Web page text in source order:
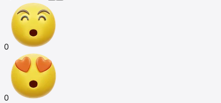
0
0